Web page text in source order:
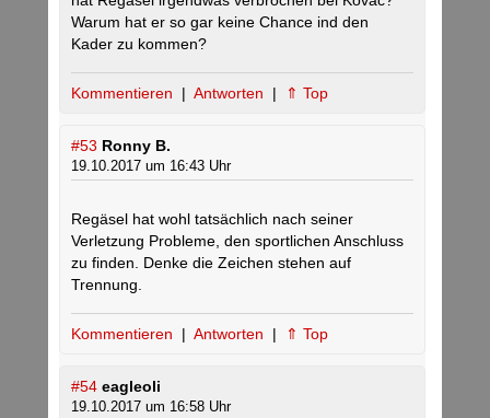
Warum hat er so gar keine Chance ind den
Kader zu kommen?
Kommentieren | Antworten | ⇑ Top
#53 Ronny B.
19.10.2017 um 16:43 Uhr
Regäsel hat wohl tatsächlich nach seiner
Verletzung Probleme, den sportlichen Anschluss
zu finden. Denke die Zeichen stehen auf
Trennung.
Kommentieren | Antworten | ⇑ Top
#54 eagleoli
19.10.2017 um 16:58 Uhr